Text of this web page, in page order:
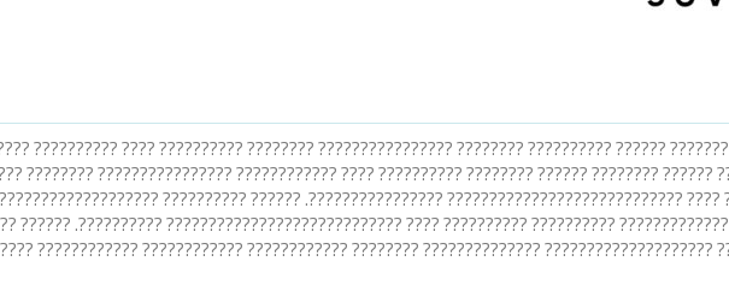
???????? ???????????????? ???????? ?????????? ???? ?????????? ??????????????????
?????? ???????? ?????????? ???? ???????????? ???????????????? ????????
????????????????. ?????? ?????????? ??????????????????????
?????????? ???? ???????????????????????????? ??????????. ?????? ??????????
???? ???????????????? ???????????????????? ?????????????? ???????? ????????????